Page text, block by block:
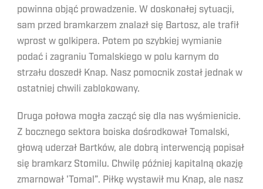
powinna objąć prowadzenie. W doskonałej sytuacji,
sam przed bramkarzem znalazł się Bartosz, ale trafił
wprost w golkipera. Potem po szybkiej wymianie
podać i zagraniu Tomalskiego w polu karnym do
strzału doszedł Knap. Nasz pomocnik został jednak w
ostatniej chwili zablokowany.
Druga połowa mogła zacząć się dla nas wyśmienicie.
Z bocznego sektora boiska dośrodkował Tomalski,
głową uderzał Bartków, ale dobrą interwencją popisał
się bramkarz Stomilu. Chwilę później kapitalną okazję
zmarnował 'Tomal”. Piłkę wystawił mu Knap, ale nasz